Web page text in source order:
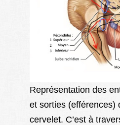
Représentation des
et sorties (efférences)
cervelet. C’est à